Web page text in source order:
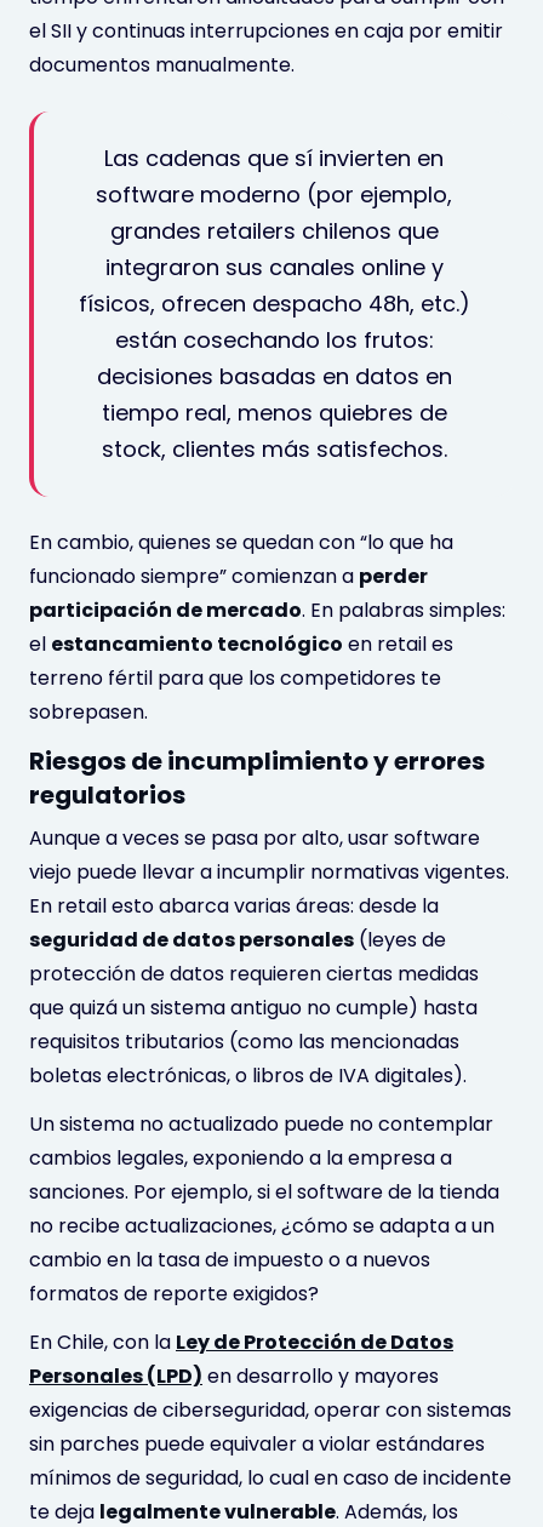
el SII y continuas interrupciones en caja por emitir
documentos manualmente.
Las cadenas que sí invierten en
software moderno (por ejemplo,
grandes retailers chilenos que
integraron sus canales online y
físicos, ofrecen despacho 48h, etc.)
están cosechando los frutos:
decisiones basadas en datos en
tiempo real, menos quiebres de
stock, clientes más satisfechos.
En cambio, quienes se quedan con “lo que ha
funcionado siempre” comienzan a perder
participación de mercado. En palabras simples:
el estancamiento tecnológico en retail es
terreno fértil para que los competidores te
sobrepasen.
Riesgos de incumplimiento y errores
regulatorios
Aunque a veces se pasa por alto, usar software
viejo puede llevar a incumplir normativas vigentes.
En retail esto abarca varias áreas: desde la
seguridad de datos personales (leyes de
protección de datos requieren ciertas medidas
que quizá un sistema antiguo no cumple) hasta
requisitos tributarios (como las mencionadas
boletas electrónicas, o libros de IVA digitales).
Un sistema no actualizado puede no contemplar
cambios legales, exponiendo a la empresa a
sanciones. Por ejemplo, si el software de la tienda
no recibe actualizaciones, ¿cómo se adapta a un
cambio en la tasa de impuesto o a nuevos
formatos de reporte exigidos?
En Chile, con la Ley de Protección de Datos
Personales (LPD) en desarrollo y mayores
exigencias de ciberseguridad, operar con sistemas
sin parches puede equivaler a violar estándares
mínimos de seguridad, lo cual en caso de incidente
te deja legalmente vulnerable. Además, los